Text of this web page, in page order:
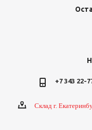
+7 343 22-
Склад г.